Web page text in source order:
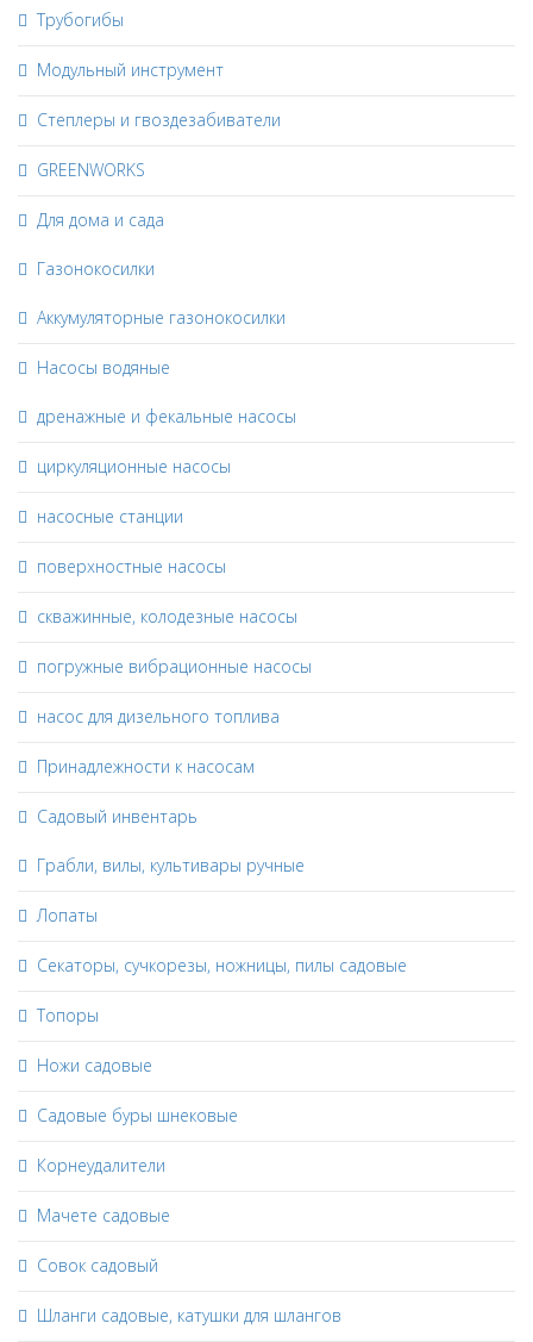
Трубогибы
Модульный инструмент
Степлеры и гвоздезабиватели
GREENWORKS
Для дома и сада
Газонокосилки
Аккумуляторные газонокосилки
Насосы водяные
дренажные и фекальные насосы
циркуляционные насосы
насосные станции
поверхностные насосы
скважинные, колодезные насосы
погружные вибрационные насосы
насос для дизельного топлива
Принадлежности к насосам
Садовый инвентарь
Грабли, вилы, культивары ручные
Лопаты
Секаторы, сучкорезы, ножницы, пилы садовые
Топоры
Ножи садовые
Садовые буры шнековые
Корнеудалители
Мачете садовые
Совок садовый
Шланги садовые, катушки для шлангов